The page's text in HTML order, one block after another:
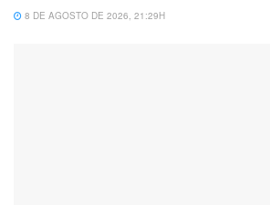
8 DE AGOSTO DE 2026, 21:29H